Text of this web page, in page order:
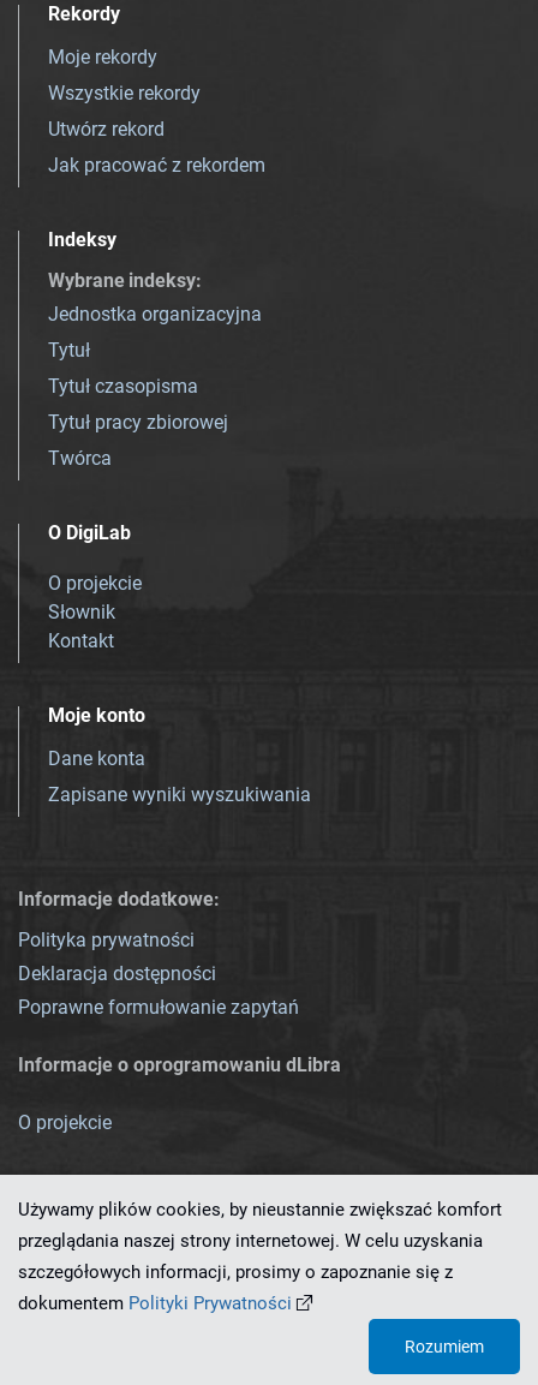
Rekordy
Moje rekordy
Wszystkie rekordy
Utwórz rekord
Jak pracować z rekordem
Indeksy
Wybrane indeksy:
Jednostka organizacyjna
Tytuł
Tytuł czasopisma
Tytuł pracy zbiorowej
Twórca
O DigiLab
O projekcie
Słownik
Kontakt
Moje konto
Dane konta
Zapisane wyniki wyszukiwania
Informacje dodatkowe:
Polityka prywatności
Deklaracja dostępności
Poprawne formułowanie zapytań
Informacje o oprogramowaniu dLibra
O projekcie
Ten serwis działa dzięki oprogramowaniu
Używamy plików cookies, by nieustannie zwiększać komfort
przeglądania naszej strony internetowej. W celu uzyskania
szczegółowych informacji, prosimy o zapoznanie się z
dokumentem Polityki Prywatności
Rozumiem